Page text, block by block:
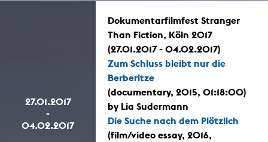
27.01.2017
-
04.02.2017
Dokumentarfilmfest Stranger
Than Fiction, Köln 2017
(27.01.2017 - 04.02.2017)
Zum Schluss bleibt nur die
Berberitze
(documentary, 2015, 01:18:00)
by Lia Sudermann
Die Suche nach dem Plötzlich
(film/video essay, 2016,